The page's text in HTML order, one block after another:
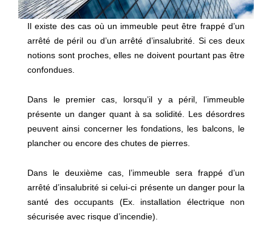
Il existe des cas où un immeuble peut être frappé d’un
arrêté de péril ou d’un arrêté d’insalubrité. Si ces deux
notions sont proches, elles ne doivent pourtant pas être
confondues.
Dans le premier cas, lorsqu’il y a péril, l’immeuble
présente un danger quant à sa solidité. Les désordres
peuvent ainsi concerner les fondations, les balcons, le
plancher ou encore des chutes de pierres.
Dans le deuxième cas, l’immeuble sera frappé d’un
arrêté d’insalubrité si celui-ci présente un danger pour la
santé des occupants (Ex. installation électrique non
sécurisée avec risque d’incendie).